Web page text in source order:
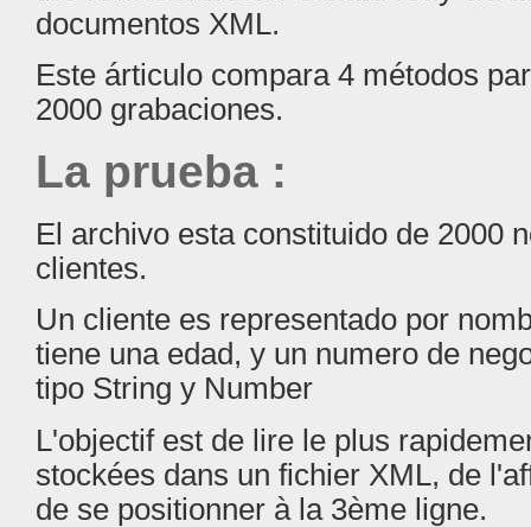
documentos XML.
Este árticulo compara 4 métodos
2000 grabaciones.
La prueba :
El archivo esta constituido de 2000
clientes.
Un cliente es representado por
tiene una edad, y un numero de
tipo String y Number
L'objectif est de lire le plus
stockées dans un fichier XML, de
de se positionner à la 3ème ligne.